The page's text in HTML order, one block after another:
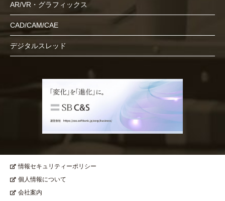
AR/VR・グラフィックス
CAD/CAM/CAE
デジタルスレッド
情報セキュリティーポリシー
個人情報について
会社案内